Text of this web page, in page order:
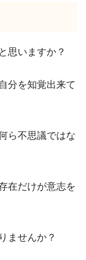
思いますか？
分を知覚出来て
ら不思議ではな
在だけが意志を
ませんか？